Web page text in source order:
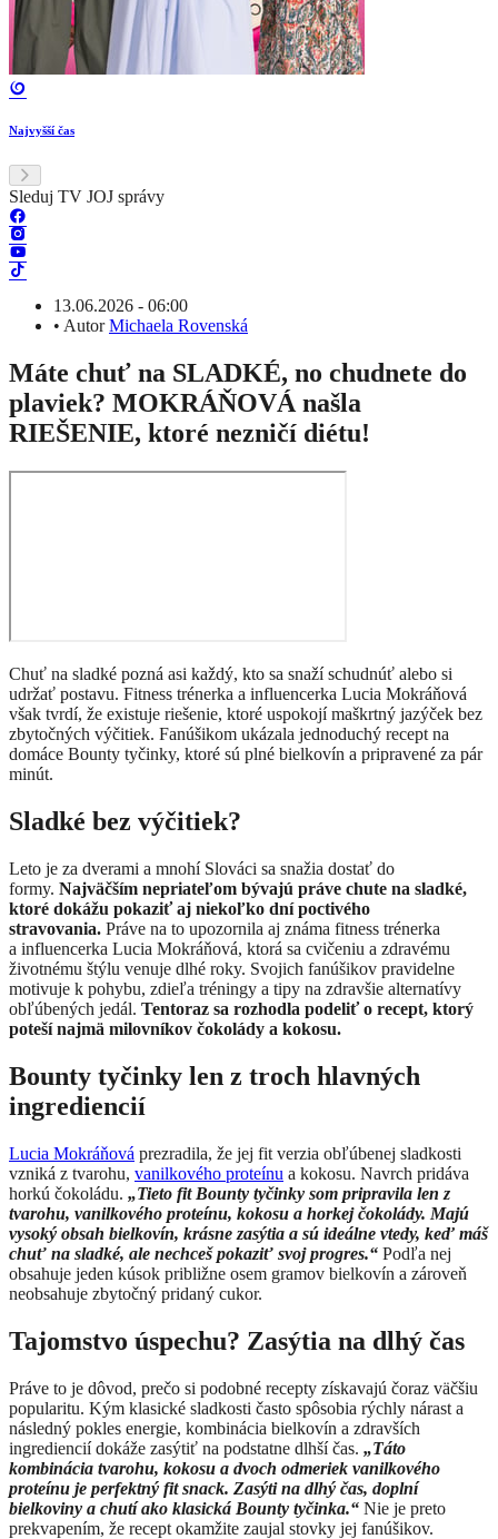
Najvyšší čas
Sleduj TV JOJ správy
13.06.2026 - 06:00
• AutorMichaela Rovenská
Máte chuť na SLADKÉ, no chudnete do
plaviek? MOKRÁŇOVÁ našla
RIEŠENIE, ktoré nezničí diétu!
Chuť na sladké pozná asi každý, kto sa snaží schudnúť alebo si
udržať postavu. Fitness trénerka a influencerka Lucia Mokráňová
však tvrdí, že existuje riešenie, ktoré uspokojí maškrtný jazýček bez
zbytočných výčitiek. Fanúšikom ukázala jednoduchý recept na
domáce Bounty tyčinky, ktoré sú plné bielkovín a pripravené za pár
minút.
Sladké bez výčitiek?
Leto je za dverami a mnohí Slováci sa snažia dostať do
formy. Najväčším nepriateľom bývajú práve chute na sladké,
ktoré dokážu pokaziť aj niekoľko dní poctivého
stravovania. Práve na to upozornila aj známa fitness trénerka
a influencerka Lucia Mokráňová, ktorá sa cvičeniu a zdravému
životnému štýlu venuje dlhé roky. Svojich fanúšikov pravidelne
motivuje k pohybu, zdieľa tréningy a tipy na zdravšie alternatívy
obľúbených jedál. Tentoraz sa rozhodla podeliť o recept, ktorý
poteší najmä milovníkov čokolády a kokosu.
Bounty tyčinky len z troch hlavných
ingrediencií
Lucia Mokráňová prezradila, že jej fit verzia obľúbenej sladkosti
vzniká z tvarohu, vanilkového proteínu a kokosu. Navrch pridáva
horkú čokoládu. „Tieto fit Bounty tyčinky som pripravila len z
tvarohu, vanilkového proteínu, kokosu a horkej čokolády. Majú
vysoký obsah bielkovín, krásne zasýtia a sú ideálne vtedy, keď máš
chuť na sladké, ale nechceš pokaziť svoj progres.“ Podľa nej
obsahuje jeden kúsok približne osem gramov bielkovín a zároveň
neobsahuje zbytočný pridaný cukor.
Tajomstvo úspechu? Zasýtia na dlhý čas
Práve to je dôvod, prečo si podobné recepty získavajú čoraz väčšiu
popularitu. Kým klasické sladkosti často spôsobia rýchly nárast a
následný pokles energie, kombinácia bielkovín a zdravších
ingrediencií dokáže zasýtiť na podstatne dlhší čas. „Táto
kombinácia tvarohu, kokosu a dvoch odmeriek vanilkového
proteínu je perfektný fit snack. Zasýti na dlhý čas, doplní
bielkoviny a chutí ako klasická Bounty tyčinka.“ Nie je preto
prekvapením, že recept okamžite zaujal stovky jej fanúšikov.